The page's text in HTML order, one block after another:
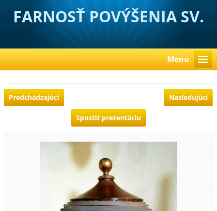
FARNOSŤ POVÝŠENIA SV.
KRÍŽA HUBOVÁ
Menu
Predchádzajúci Nasledujúci
Spustiť prezentáciu